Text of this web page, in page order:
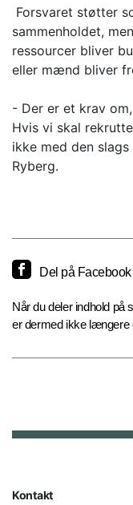
Forsvaret støtter
sammenholdet,
ressourcer bliver
eller mænd bliver
- Der er et krav
Hvis vi skal
ikke med den
Ryberg.
Del på Facebook
Når du deler indhold på
er dermed ikke længere
Kontakt